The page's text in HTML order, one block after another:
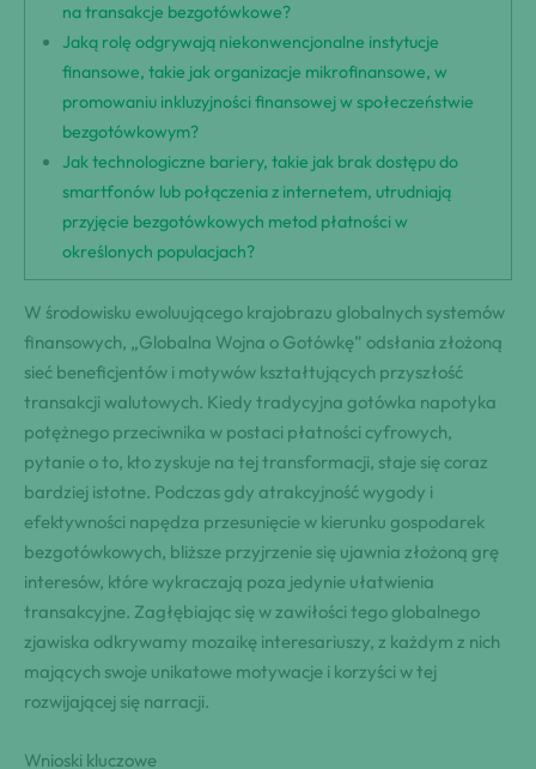
na transakcje bezgotówkowe?
Jaką rolę odgrywają niekonwencjonalne instytucje
finansowe, takie jak organizacje mikrofinansowe, w
promowaniu inkluzyjności finansowej w społeczeństwie
bezgotówkowym?
Jak technologiczne bariery, takie jak brak dostępu do
smartfonów lub połączenia z internetem, utrudniają
przyjęcie bezgotówkowych metod płatności w
określonych populacjach?
W środowisku ewoluującego krajobrazu globalnych systemów
finansowych, „Globalna Wojna o Gotówkę” odsłania złożoną
sieć beneficjentów i motywów kształtujących przyszłość
transakcji walutowych. Kiedy tradycyjna gotówka napotyka
potężnego przeciwnika w postaci płatności cyfrowych,
pytanie o to, kto zyskuje na tej transformacji, staje się coraz
bardziej istotne. Podczas gdy atrakcyjność wygody i
efektywności napędza przesunięcie w kierunku gospodarek
bezgotówkowych, bliższe przyjrzenie się ujawnia złożoną grę
interesów, które wykraczają poza jedynie ułatwienia
transakcyjne. Zagłębiając się w zawiłości tego globalnego
zjawiska odkrywamy mozaikę interesariuszy, z każdym z nich
mających swoje unikatowe motywacje i korzyści w tej
rozwijającej się narracji.
Wnioski kluczowe